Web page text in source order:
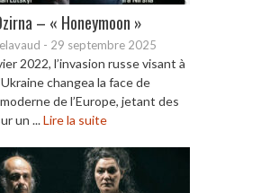
– « Honeymoon »
- 29 septembre 2025
2022, l’invasion russe visant à
changea la face de
de l’Europe, jetant des
un ...Lire la suite